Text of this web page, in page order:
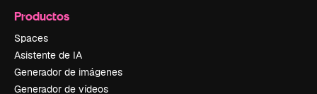
Productos
Spaces
Asistente de IA
Generador de imágenes
Generador de vídeos